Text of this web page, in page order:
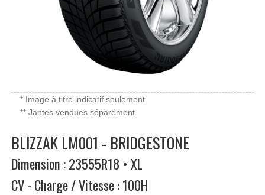
* Image à titre indicatif seulement
** Jantes vendues séparément
BLIZZAK LM001 - BRIDGESTONE
Dimension : 23555R18 • XL
CV - Charge / Vitesse : 100H